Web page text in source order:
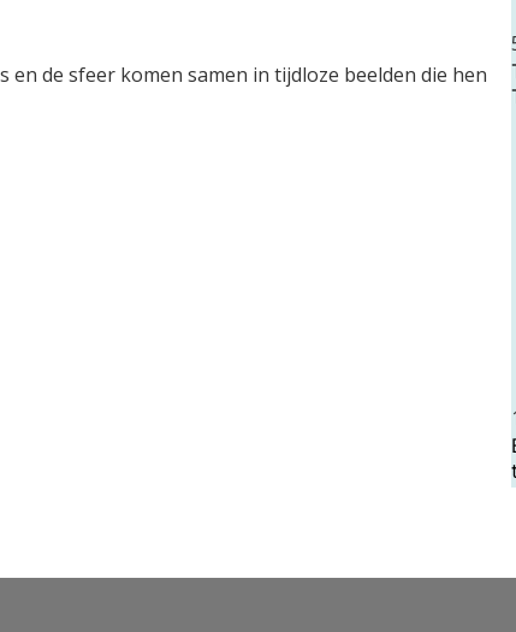
de sfeer komen samen in tijdloze beelden die hen